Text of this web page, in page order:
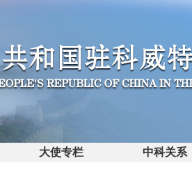
大使专栏 中科关系